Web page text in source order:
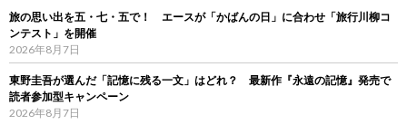
旅の思い出を五・七・五で！ エースが「かばんの日」に合わせ「旅行川柳コ
ンテスト」を開催
2026年8月7日
東野圭吾が選んだ「記憶に残る一文」はどれ？ 最新作『永遠の記憶』発売で
読者参加型キャンペーン
2026年8月7日